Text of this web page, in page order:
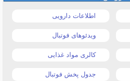
اطلاعات دارویی
ویدئوهای فوتبال
کالری مواد غذایی
جدول پخش فوتبال